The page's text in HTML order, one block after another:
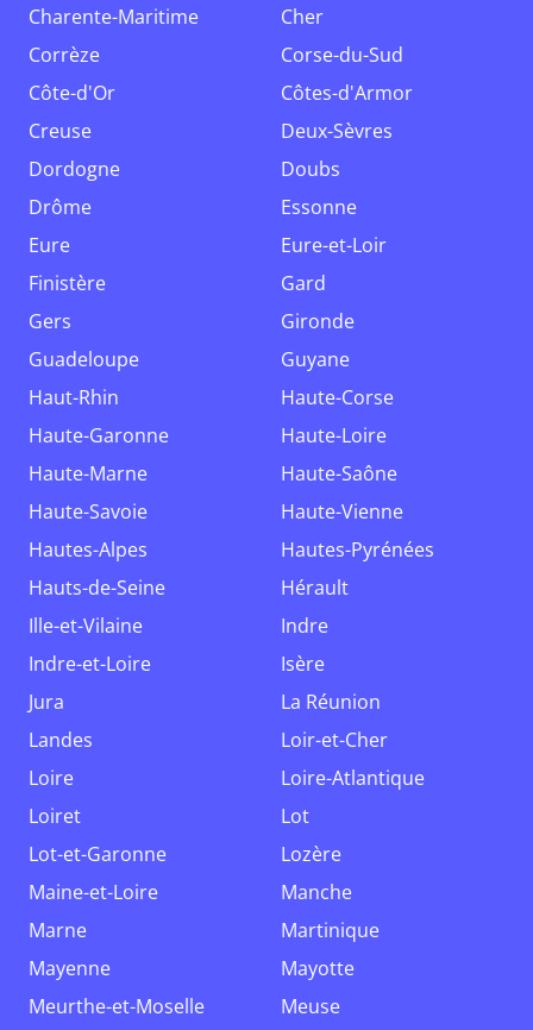
Charente-Maritime
Cher
Corrèze
Corse-du-Sud
Côte-d'Or
Côtes-d'Armor
Creuse
Deux-Sèvres
Dordogne
Doubs
Drôme
Essonne
Eure
Eure-et-Loir
Finistère
Gard
Gers
Gironde
Guadeloupe
Guyane
Haut-Rhin
Haute-Corse
Haute-Garonne
Haute-Loire
Haute-Marne
Haute-Saône
Haute-Savoie
Haute-Vienne
Hautes-Alpes
Hautes-Pyrénées
Hauts-de-Seine
Hérault
Ille-et-Vilaine
Indre
Indre-et-Loire
Isère
Jura
La Réunion
Landes
Loir-et-Cher
Loire
Loire-Atlantique
Loiret
Lot
Lot-et-Garonne
Lozère
Maine-et-Loire
Manche
Marne
Martinique
Mayenne
Mayotte
Meurthe-et-Moselle
Meuse